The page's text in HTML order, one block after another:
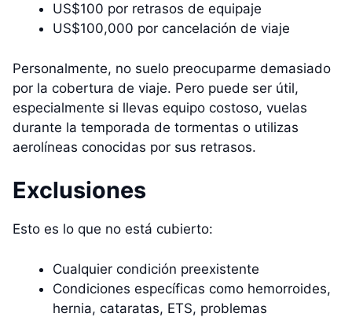
US$100 por retrasos de equipaje
US$100,000 por cancelación de viaje
Personalmente, no suelo preocuparme demasiado
por la cobertura de viaje. Pero puede ser útil,
especialmente si llevas equipo costoso, vuelas
durante la temporada de tormentas o utilizas
aerolíneas conocidas por sus retrasos.
Exclusiones
Esto es lo que no está cubierto:
Cualquier condición preexistente
Condiciones específicas como hemorroides,
hernia, cataratas, ETS, problemas